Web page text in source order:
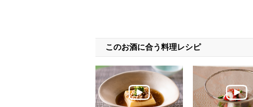
このお酒に合う料理レシピ